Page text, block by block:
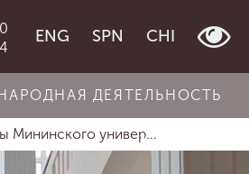
ENG SPN CHI
ДЕЯТЕЛЬНОСТЬ
Мининского универ...